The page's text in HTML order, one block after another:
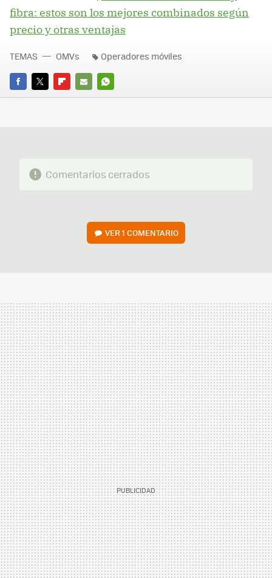
fibra: estos son los mejores combinados según
precio y otras ventajas
FACEBOOK
TWITTERFLIPBOARD
E-
WHATSAPP
TEMAS OMVs Operadores móviles
Comentarios cerrados
VER1 COMENTARIO